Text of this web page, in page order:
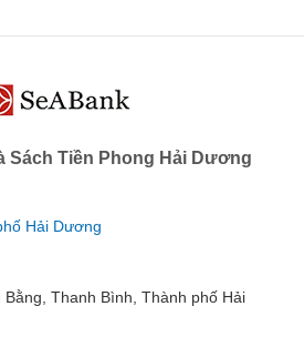
Sách Tiền Phong Hải Dương
Hải Dương
Thanh Bình, Thành phố Hải